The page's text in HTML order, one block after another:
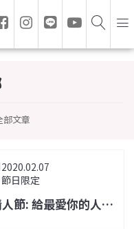
部文章
2020.02.07
節日限定
節: 給最愛你的人一